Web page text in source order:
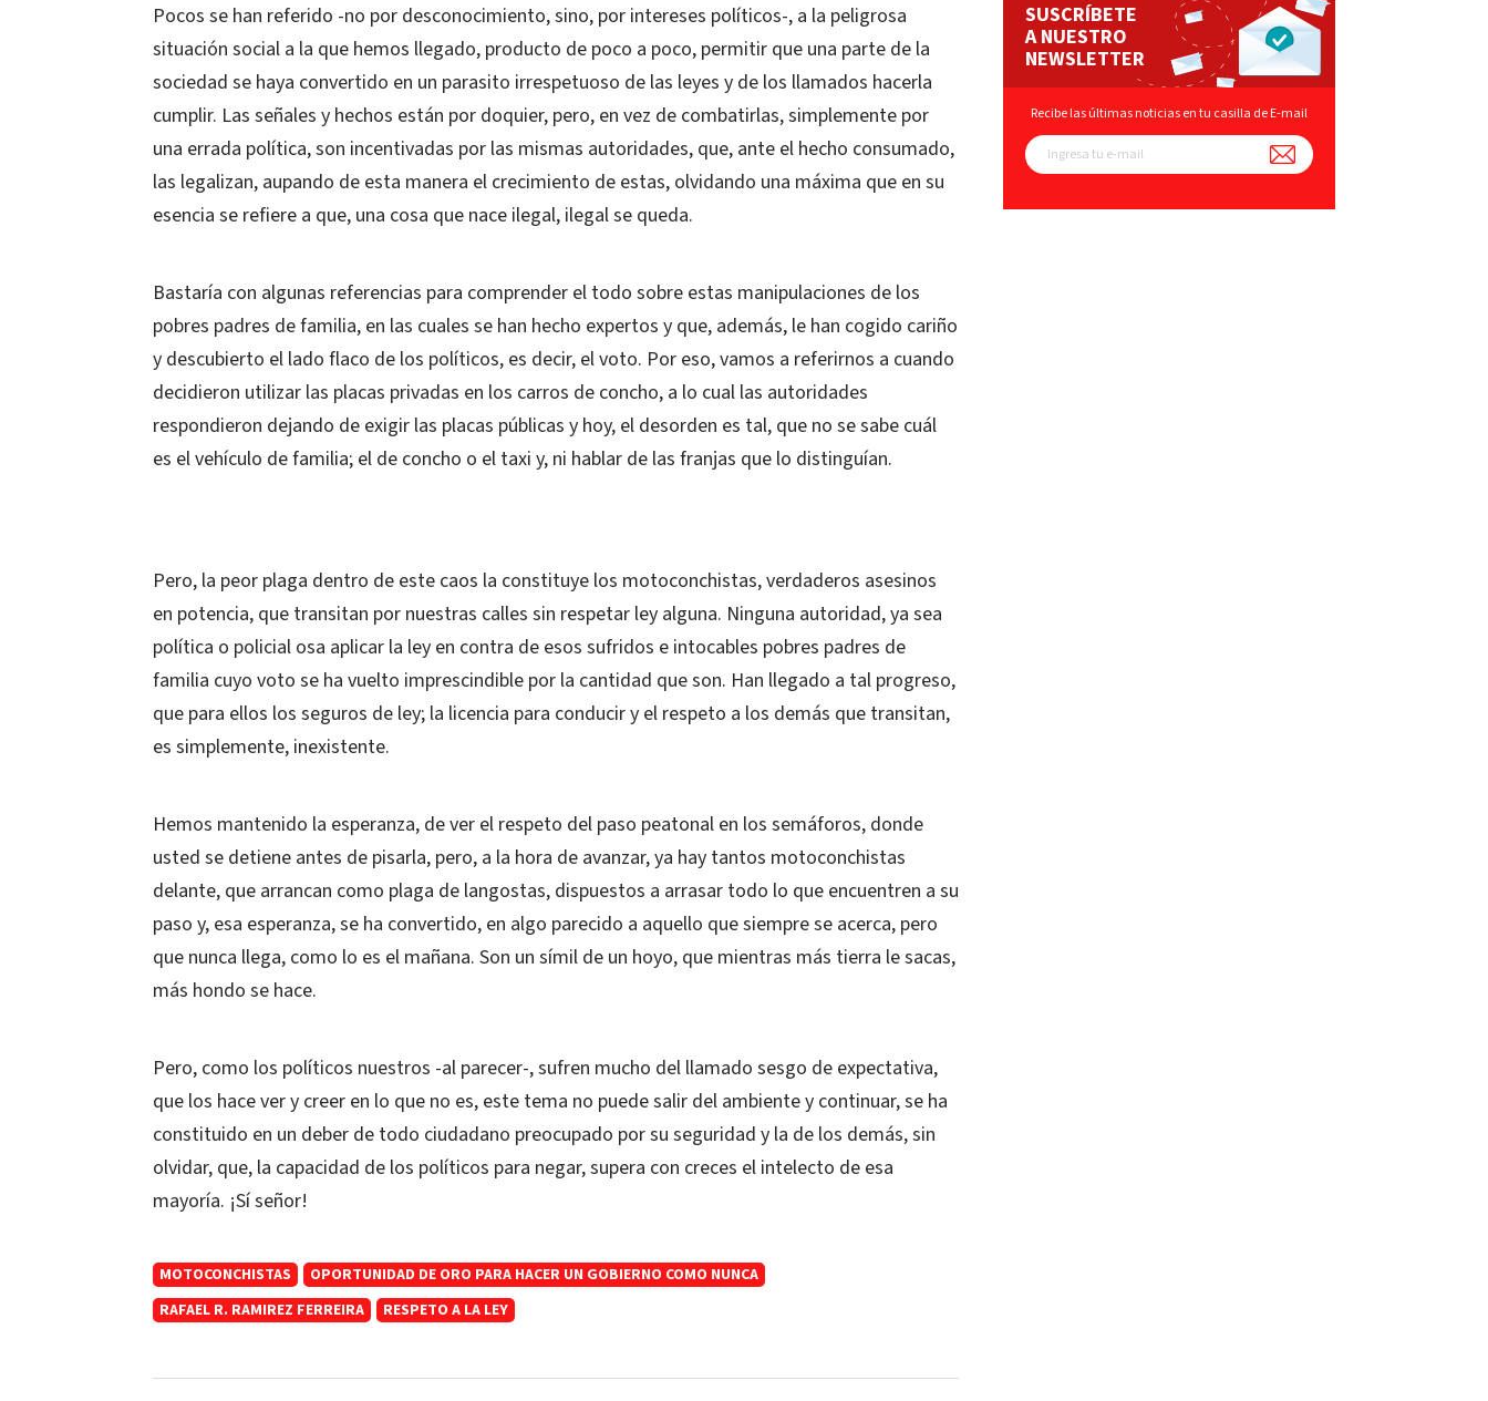
Pocos se han referido -no por desconocimiento, sino, por intereses políticos-, a la peligrosa
situación social a la que hemos llegado, producto de poco a poco, permitir que una parte de la
sociedad se haya convertido en un parasito irrespetuoso de las leyes y de los llamados hacerla
cumplir. Las señales y hechos están por doquier, pero, en vez de combatirlas, simplemente por
una errada política, son incentivadas por las mismas autoridades, que, ante el hecho consumado,
las legalizan, aupando de esta manera el crecimiento de estas, olvidando una máxima que en su
esencia se refiere a que, una cosa que nace ilegal, ilegal se queda.
Bastaría con algunas referencias para comprender el todo sobre estas manipulaciones de los
pobres padres de familia, en las cuales se han hecho expertos y que, además, le han cogido cariño
y descubierto el lado flaco de los políticos, es decir, el voto. Por eso, vamos a referirnos a cuando
decidieron utilizar las placas privadas en los carros de concho, a lo cual las autoridades
respondieron dejando de exigir las placas públicas y hoy, el desorden es tal, que no se sabe cuál
es el vehículo de familia; el de concho o el taxi y, ni hablar de las franjas que lo distinguían.
Pero, la peor plaga dentro de este caos la constituye los motoconchistas, verdaderos asesinos
en potencia, que transitan por nuestras calles sin respetar ley alguna. Ninguna autoridad, ya sea
política o policial osa aplicar la ley en contra de esos sufridos e intocables pobres padres de
familia cuyo voto se ha vuelto imprescindible por la cantidad que son. Han llegado a tal progreso,
que para ellos los seguros de ley; la licencia para conducir y el respeto a los demás que transitan,
es simplemente, inexistente.
Hemos mantenido la esperanza, de ver el respeto del paso peatonal en los semáforos, donde
usted se detiene antes de pisarla, pero, a la hora de avanzar, ya hay tantos motoconchistas
delante, que arrancan como plaga de langostas, dispuestos a arrasar todo lo que encuentren a su
paso y, esa esperanza, se ha convertido, en algo parecido a aquello que siempre se acerca, pero
que nunca llega, como lo es el mañana. Son un símil de un hoyo, que mientras más tierra le sacas,
más hondo se hace.
Pero, como los políticos nuestros -al parecer-, sufren mucho del llamado sesgo de expectativa,
que los hace ver y creer en lo que no es, este tema no puede salir del ambiente y continuar, se ha
constituido en un deber de todo ciudadano preocupado por su seguridad y la de los demás, sin
olvidar, que, la capacidad de los políticos para negar, supera con creces el intelecto de esa
mayoría. ¡Sí señor!
MOTOCONCHISTAS
OPORTUNIDAD DE ORO PARA HACER UN GOBIERNO COMO NUNCA
RAFAEL R. RAMIREZ FERREIRA
RESPETO A LA LEY
SUSCRÍBETE
A NUESTRO
NEWSLETTER
Recibe las últimas noticias en tu casilla de E-mail